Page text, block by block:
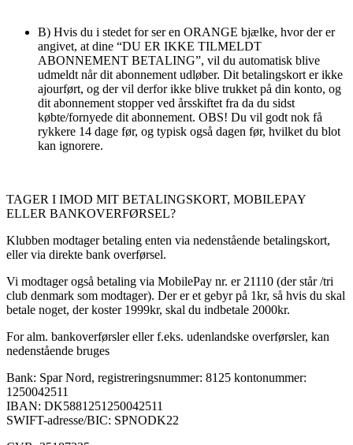
B) Hvis du i stedet for ser en ORANGE bjælke, hvor der er
angivet, at dine “DU ER IKKE TILMELDT
ABONNEMENT BETALING”, vil du automatisk blive
udmeldt når dit abonnement udløber. Dit betalingskort er ikke
ajourført, og der vil derfor ikke blive trukket på din konto, og
dit abonnement stopper ved årsskiftet fra da du sidst
købte/fornyede dit abonnement. OBS! Du vil godt nok få
rykkere 14 dage før, og typisk også dagen før, hvilket du blot
kan ignorere.
TAGER I IMOD MIT BETALINGSKORT, MOBILEPAY
ELLER BANKOVERFØRSEL?
Klubben modtager betaling enten via nedenstående betalingskort,
eller via direkte bank overførsel.
Vi modtager også betaling via MobilePay nr. er 21110 (der står /tri
club denmark som modtager). Der er et gebyr på 1kr, så hvis du skal
betale noget, der koster 1999kr, skal du indbetale 2000kr.
For alm. bankoverførsler eller f.eks. udenlandske overførsler, kan
nedenstående bruges
Bank: Spar Nord, registreringsnummer: 8125 kontonummer:
1250042511
IBAN: DK5881251250042511
SWIFT-adresse/BIC: SPNODK22